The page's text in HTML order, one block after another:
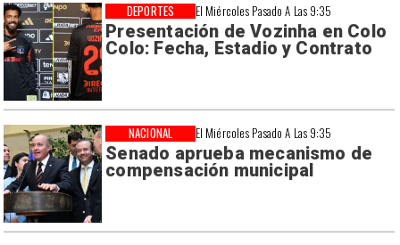
El Miércoles Pasado A Las 9:35
Presentación de Vozinha en Colo
Colo: Fecha, Estadio y Contrato
DEPORTES
El Miércoles Pasado A Las 9:35
Senado aprueba mecanismo de
compensación municipal
NACIONAL